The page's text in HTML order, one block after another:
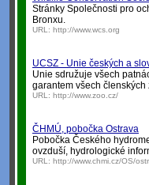
Stránky Společnosti pro
Bronxu.
URL: http://www.wcs.org
UCSZ - Unie českých a
Unie sdružuje všech
garantem všech členských
URL: http://www.zoo.cz/
ČHMÚ, pobočka Ostrava
Pobočka Českého
ovzduší, hydrologické
URL: http://www.chmi.cz/OS/